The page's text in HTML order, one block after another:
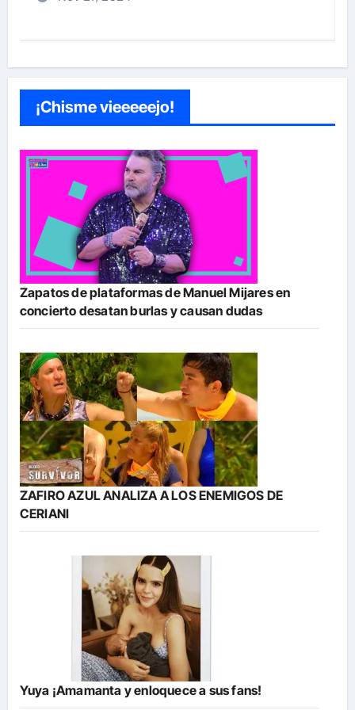
¡Chisme vieeeeejo!
Zapatos de plataformas de Manuel Mijares en
concierto desatan burlas y causan dudas
ZAFIRO AZUL ANALIZA A LOS ENEMIGOS DE
CERIANI
Yuya ¡Amamanta y enloquece a sus fans!